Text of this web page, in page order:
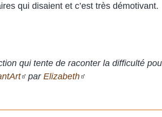
qui disaient et c’est très démotivant.
qui tente de raconter la difficulté
par Elizabeth